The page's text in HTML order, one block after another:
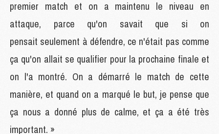
premier match et on a maintenu le niveau en
attaque, parce qu'on savait que si on
pensait seulement à défendre, ce n'était pas comme
ça qu'on allait se qualifier pour la prochaine finale et
on l'a montré. On a démarré le match de cette
manière, et quand on a marqué le but, je pense que
ça nous a donné plus de calme, et ça a été très
important. »